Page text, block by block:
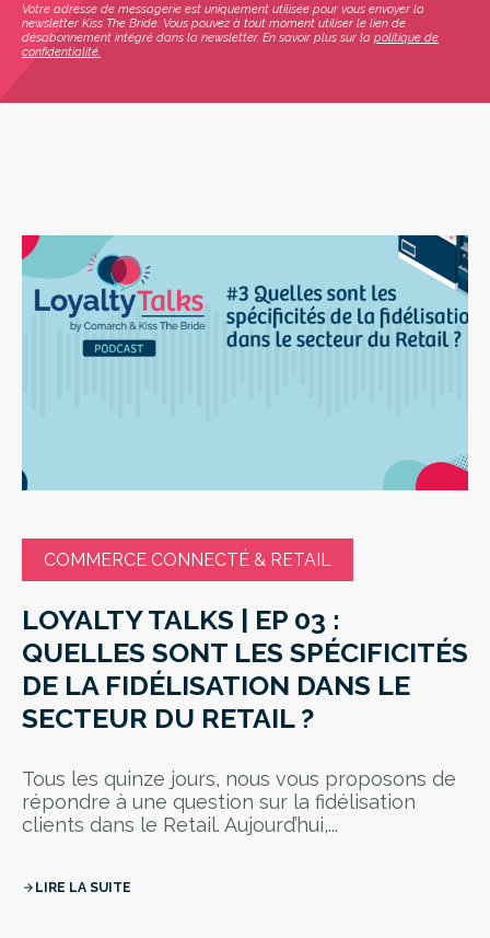
Votre adresse de messagerie est uniquement utilisée pour vous envoyer la
newsletter Kiss The Bride. Vous pouvez à tout moment utiliser le lien de
désabonnement intégré dans la newsletter. En savoir plus sur la politique de
confidentialité.
COMMERCE CONNECTÉ & RETAIL
LOYALTY TALKS | EP 03 :
QUELLES SONT LES SPÉCIFICITÉS
DE LA FIDÉLISATION DANS LE
SECTEUR DU RETAIL ?
Tous les quinze jours, nous vous proposons de
répondre à une question sur la fidélisation
clients dans le Retail. Aujourd’hui,...
arrow_forward LIRE LA SUITE